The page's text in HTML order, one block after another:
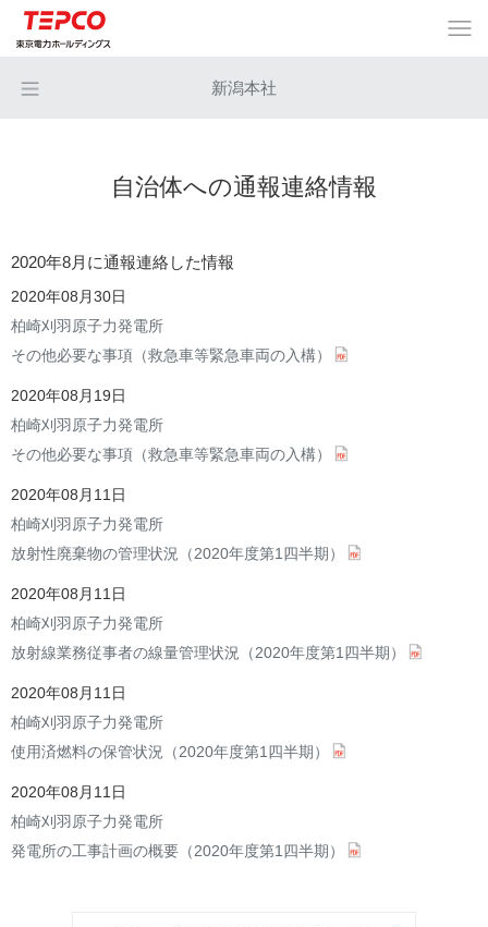
新潟本社
自治体への通報連絡情報
2020年8月に通報連絡した情報
2020年08月30日
柏崎刈羽原子力発電所
その他必要な事項（救急車等緊急車両の入構）
2020年08月19日
柏崎刈羽原子力発電所
その他必要な事項（救急車等緊急車両の入構）
2020年08月11日
柏崎刈羽原子力発電所
放射性廃棄物の管理状況（2020年度第1四半期）
2020年08月11日
柏崎刈羽原子力発電所
放射線業務従事者の線量管理状況（2020年度第1四半期）
2020年08月11日
柏崎刈羽原子力発電所
使用済燃料の保管状況（2020年度第1四半期）
2020年08月11日
柏崎刈羽原子力発電所
発電所の工事計画の概要（2020年度第1四半期）